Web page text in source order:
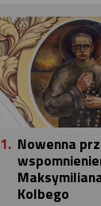
1. Nowenna
Kolbego